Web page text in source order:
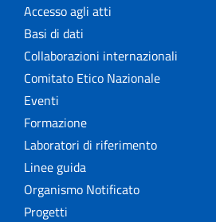
Accesso agli atti
Basi di dati
Collaborazioni internazionali
Comitato Etico Nazionale
Eventi
Formazione
Laboratori di riferimento
Linee guida
Organismo Notificato
Progetti